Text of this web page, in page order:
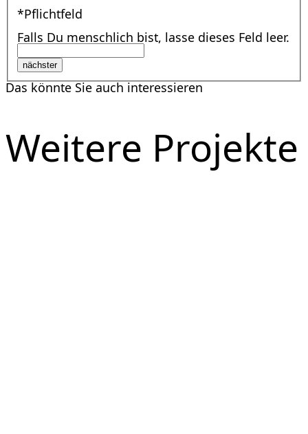
*Pflichtfeld
Falls Du menschlich bist, lasse dieses Feld leer.
nächster
Das könnte Sie auch interessieren
Weitere Projekte